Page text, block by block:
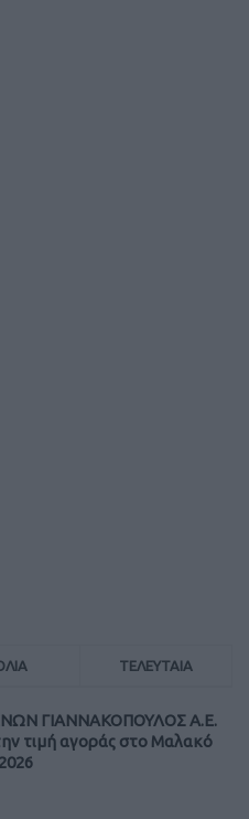
ΤΕΛΕΥΤΑΙΑ
ΓΙΑΝΝΑΚΟΠΟΥΛΟΣ Α.Ε.
τιμή αγοράς στο Μαλακό